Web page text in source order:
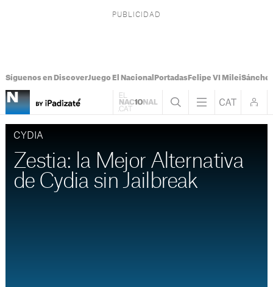
Síguenos en DiscoverJuego El Nacional PortadasFelipe VI Milei
CYDIA
Zestia: la Mejor Alternativa
de Cydia sin Jailbreak